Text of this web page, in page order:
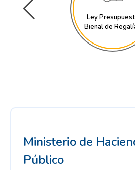
Ley
Bienal de
Ministerio de
Público